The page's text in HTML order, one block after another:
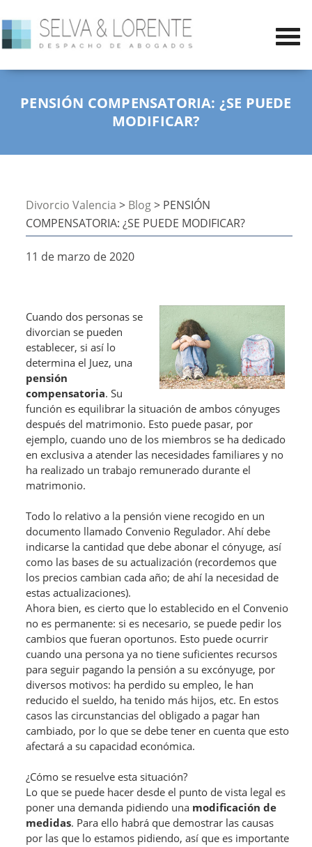
PENSIÓN COMPENSATORIA: ¿SE PUEDE
MODIFICAR?
Divorcio Valencia > Blog> PENSIÓN
COMPENSATORIA: ¿SE PUEDE MODIFICAR?
11 de marzo de 2020
Cuando dos personas se
divorcian se pueden
establecer, si así lo
determina el Juez, una
pensión
compensatoria. Su
función es equilibrar la situación de ambos cónyuges
después del matrimonio. Esto puede pasar, por
ejemplo, cuando uno de los miembros se ha dedicado
en exclusiva a atender las necesidades familiares y no
ha realizado un trabajo remunerado durante el
matrimonio.
Todo lo relativo a la pensión viene recogido en un
documento llamado Convenio Regulador. Ahí debe
indicarse la cantidad que debe abonar el cónyuge, así
como las bases de su actualización (recordemos que
los precios cambian cada año; de ahí la necesidad de
estas actualizaciones).
Ahora bien, es cierto que lo establecido en el Convenio
no es permanente: si es necesario, se puede pedir los
cambios que fueran oportunos. Esto puede ocurrir
cuando una persona ya no tiene suficientes recursos
para seguir pagando la pensión a su excónyuge, por
diversos motivos: ha perdido su empleo, le han
reducido el sueldo, ha tenido más hijos, etc. En estos
casos las circunstancias del obligado a pagar han
cambiado, por lo que se debe tener en cuenta que esto
afectará a su capacidad económica.
¿Cómo se resuelve esta situación?
Lo que se puede hacer desde el punto de vista legal es
poner una demanda pidiendo una modificación de
medidas. Para ello habrá que demostrar las causas
por las que lo estamos pidiendo, así que es importante